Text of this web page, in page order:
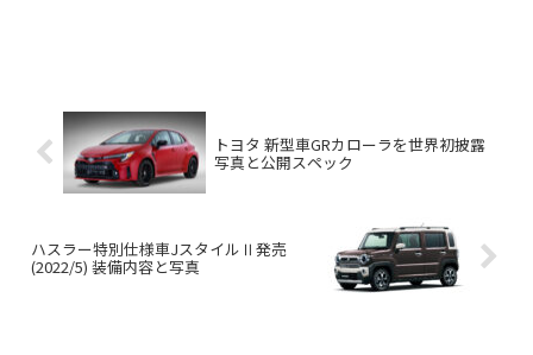
トヨタ 新型車GRカローラを世界初披露
写真と公開スペック
ハスラー特別仕様車JスタイルⅡ発売
(2022/5) 装備内容と写真